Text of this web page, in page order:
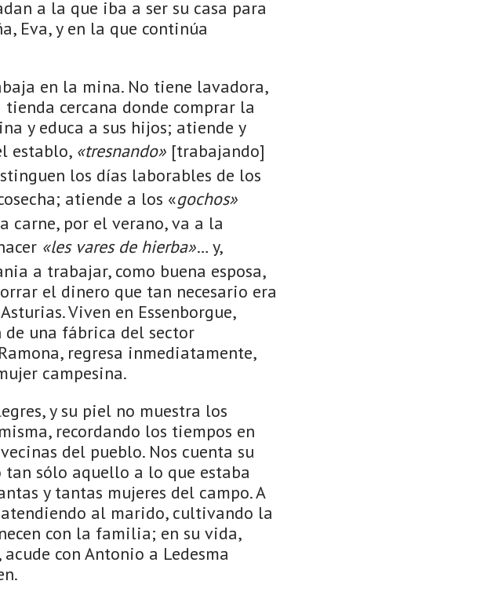
a la que iba a ser su casa para
Eva, y en la que continúa
en la mina. No tiene lavadora,
cercana donde comprar la
y educa a sus hijos; atiende y
establo, «tresnando» [trabajando]
los días laborables de los
atiende a los «gochos»
carne, por el verano, va a la
«les vares de hierba»… y,
a trabajar, como buena esposa,
el dinero que tan necesario era
Viven en Essenborgue,
una fábrica del sector
regresa inmediatamente,
campesina.
y su piel no muestra los
recordando los tiempos en
del pueblo. Nos cuenta su
sólo aquello a lo que estaba
y tantas mujeres del campo. A
al marido, cultivando la
con la familia; en su vida,
con Antonio a Ledesma